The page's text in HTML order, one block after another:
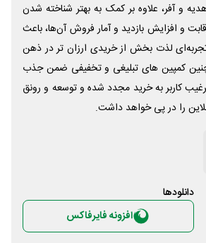
و آفر، علاوه بر کمک به بهتر شناخته شدن
و افزایش بازدید و آمار فروش آن‌ها، باعث
لذت بخش از خریدی ارزان تر در ذهن
کمپین های تبلیغی و تخفیفی ضمن جذب
کاربر به خرید مجدد شده و توسعه و رونق
را در پی خواهد داشت.
دانلود‌ها
افزونه فایرفاکس